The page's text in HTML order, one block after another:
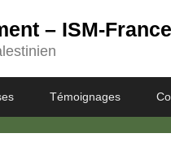
– ISM-France
Témoignages